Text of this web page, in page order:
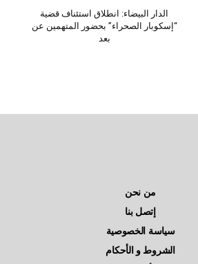
الدار البيضاء: انطلاق استئناف قضية
“إسكوبار الصحراء” بحضور المتهمين عن
بعد
من نحن
إتصل بنا
سياسة الخصوصية
الشروط و الأحكام